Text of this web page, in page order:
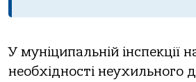
У муніципальній інспекції
необхідності неухильного